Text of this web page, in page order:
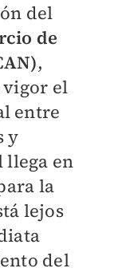
del
de
,
vigor el
entre
y
llega en
la
lejos
del